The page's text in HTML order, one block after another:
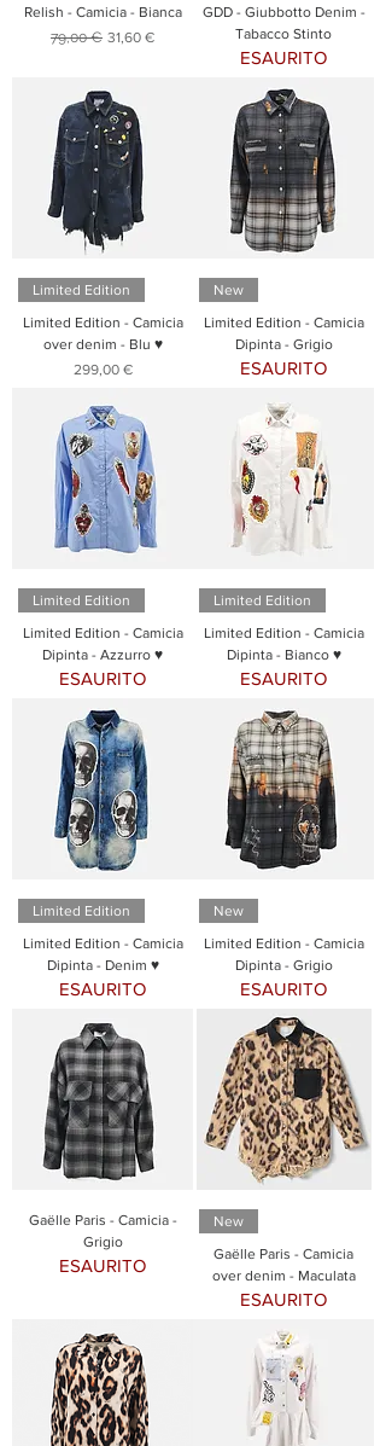
Relish - Camicia - Bianca
Prezzo regolare
79,00 € Prezzo scontato
31,60 €
GDD - Giubbotto Denim -
Tabacco Stinto
ESAURITO
Limited Edition
Limited Edition - Camicia
over denim - Blu ♥
Prezzo
299,00 €
New
Limited Edition - Camicia
Dipinta - Grigio
ESAURITO
Limited Edition
Limited Edition - Camicia
Dipinta - Azzurro ♥
ESAURITO
Limited Edition
Limited Edition - Camicia
Dipinta - Bianco ♥
ESAURITO
Limited Edition
Limited Edition - Camicia
Dipinta - Denim ♥
ESAURITO
New
Limited Edition - Camicia
Dipinta - Grigio
ESAURITO
Gaëlle Paris - Camicia -
Grigio
ESAURITO
New
Gaëlle Paris - Camicia
over denim - Maculata
ESAURITO